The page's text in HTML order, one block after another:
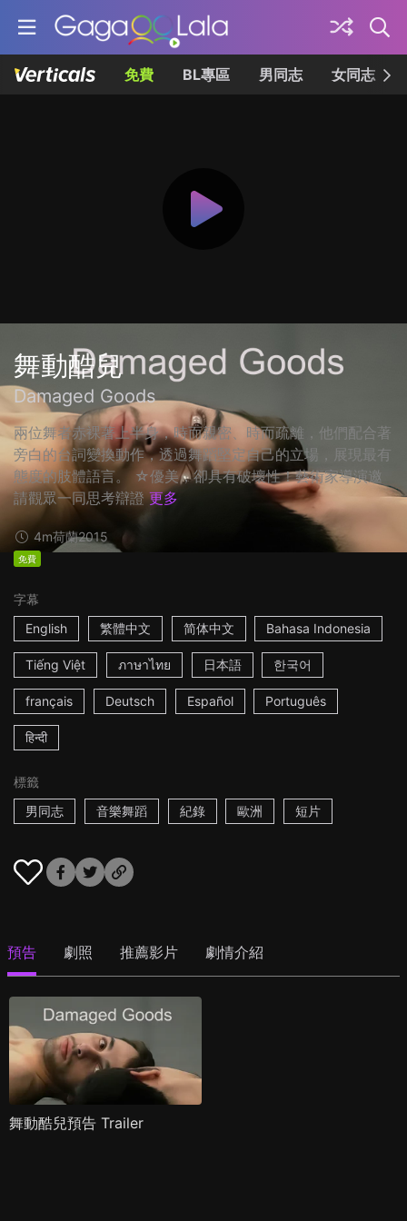
免費 BL專區 男同志 女同志
舞動酷兒
Damaged Goods
兩位舞者赤裸著上半身，時而親密、時而疏離，他們配合著
旁白的台詞變換動作，透過舞蹈堅定自己的立場，展現最有
態度的肢體語言。 ☆優美，卻具有破壞性！藝術家導演邀
請觀眾一同思考辯證 更多
4m荷蘭2015
免費
字幕
English
繁體中文 简体中文 Bahasa Indonesia
Tiếng Việt ภาษาไทย 日本語 한국어
français Deutsch Español Português
हिन्दी
標籤
男同志
音樂舞蹈 紀錄 歐洲 短片
預告 劇照 推薦影片 劇情介紹
舞動酷兒預告 Trailer